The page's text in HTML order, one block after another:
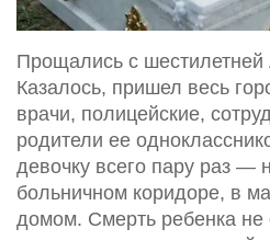
Прощались с
Казалось, пришел весь
врачи, полицейские,
родители ее
девочку всего пару раз —
больничном коридоре, в
домом. Смерть ребенка не